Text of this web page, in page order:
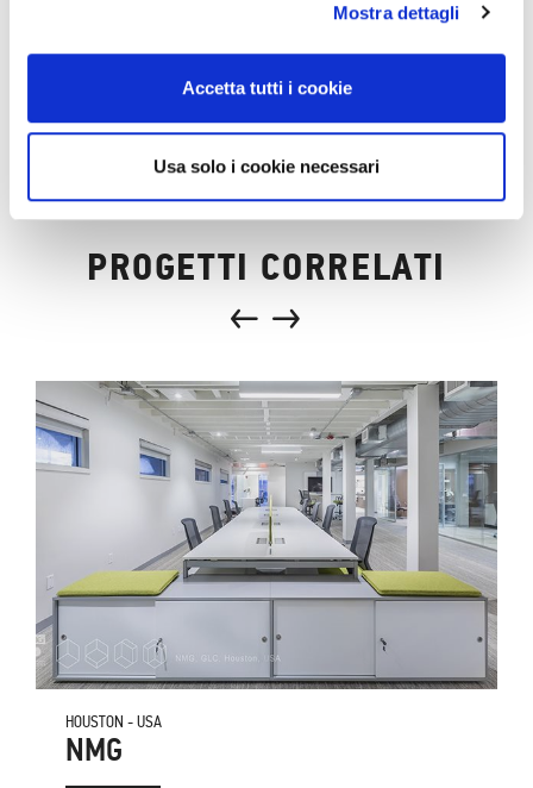
Mostra dettagli
Accetta tutti i cookie
Usa solo i cookie necessari
PROGETTI CORRELATI
HOUSTON - USA
NMG